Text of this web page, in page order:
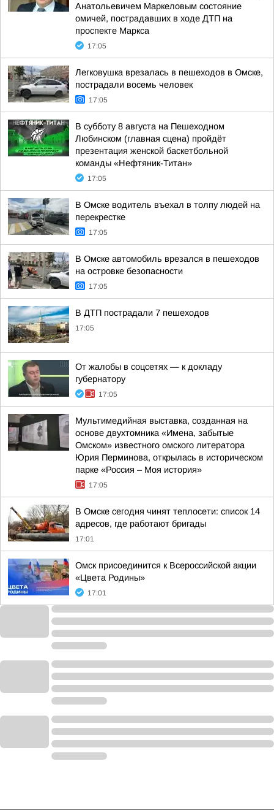
Анатольевичем Маркеловым состояние
омичей, пострадавших в ходе ДТП на
проспекте Маркса
17:05
Легковушка врезалась в пешеходов в Омске,
пострадали восемь человек
17:05
В субботу 8 августа на Пешеходном
Любинском (главная сцена) пройдёт
презентация женской баскетбольной
команды «Нефтяник-Титан»
17:05
В Омске водитель въехал в толпу людей на
перекрестке
17:05
В Омске автомобиль врезался в пешеходов
на островке безопасности
17:05
В ДТП пострадали 7 пешеходов
17:05
От жалобы в соцсетях — к докладу
губернатору
17:05
Мультимедийная выставка, созданная на
основе двухтомника «Имена, забытые
Омском» известного омского литератора
Юрия Перминова, открылась в историческом
парке «Россия – Моя история»
17:05
В Омске сегодня чинят теплосети: список 14
адресов, где работают бригады
17:01
Омск присоединится к Всероссийской акции
«Цвета Родины»
17:01